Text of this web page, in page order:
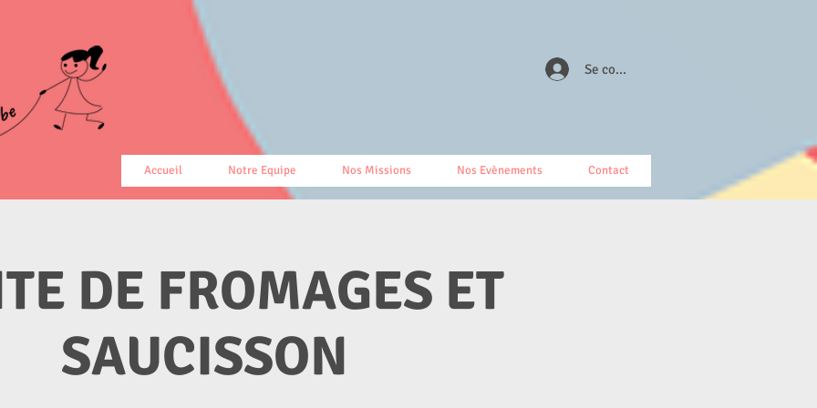
Accueil Notre Equipe Nos Missions Nos Evènements Contact
Se connecter
DE FROMAGES ET
SAUCISSON